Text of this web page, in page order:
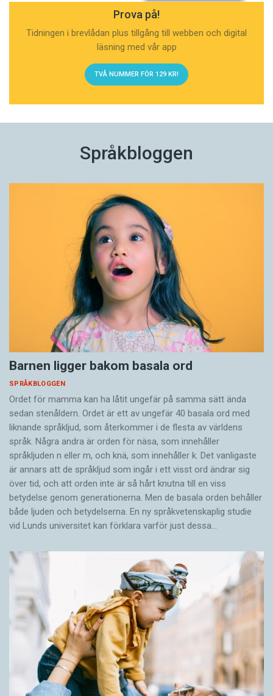
Prova på!
Tidningen i brevlådan plus tillgång till webben och digital
läsning med vår app
TVÅ NUMMER FÖR 129 KR!
Språkbloggen
Barnen ligger bakom basala ord
SPRÅKBLOGGEN
Ordet för mamma kan ha låtit ungefär på samma sätt ända
sedan stenåldern. Ordet är ett av ungefär 40 basala ord med
liknande språkljud, som återkommer i de flesta av världens
språk. Några andra är orden för näsa, som innehåller
språkljuden n eller m, och knä, som innehåller k. Det vanligaste
är annars att de språkljud som ingår i ett visst ord ändrar sig
över tid, och att orden inte är så hårt knutna till en viss
betydelse genom generationerna. Men de basala orden behåller
både ljuden och betydelserna. En ny språkvetenskaplig studie
vid Lunds universitet kan förklara varför just dessa…